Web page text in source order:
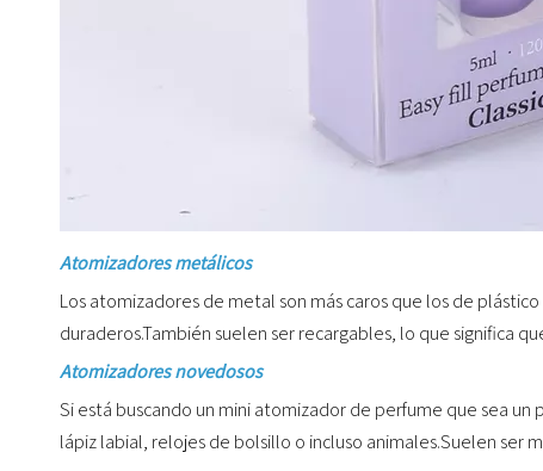
Atomizadores metálicos
Los atomizadores de metal son más caros que los de
duraderos.También suelen ser recargables, lo que significa
Atomizadores novedosos
Si está buscando un mini atomizador de perfume que sea
lápiz labial, relojes de bolsillo o incluso animales.Suelen ser